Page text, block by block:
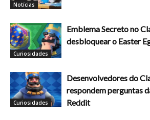
Notícias
Curiosidades
Emblema Secreto no
desbloquear o Easter
Curiosidades
Desenvolvedores do
respondem perguntas
Reddit